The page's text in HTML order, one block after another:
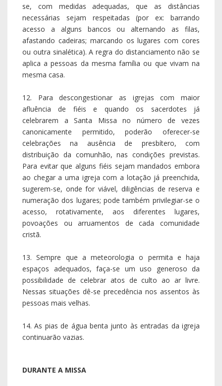
se, com medidas adequadas, que as distâncias
necessárias sejam respeitadas (por ex: barrando
acesso a alguns bancos ou alternando as filas,
afastando cadeiras; marcando os lugares com cores
ou outra sinalética). A regra do distanciamento não se
aplica a pessoas da mesma família ou que vivam na
mesma casa.
12. Para descongestionar as igrejas com maior
afluência de fiéis e quando os sacerdotes já
celebrarem a Santa Missa no número de vezes
canonicamente permitido, poderão oferecer-se
celebrações na ausência de presbítero, com
distribuição da comunhão, nas condições previstas.
Para evitar que alguns fiéis sejam mandados embora
ao chegar a uma igreja com a lotação já preenchida,
sugerem-se, onde for viável, diligências de reserva e
numeração dos lugares; pode também privilegiar-se o
acesso, rotativamente, aos diferentes lugares,
povoações ou arruamentos de cada comunidade
cristã.
13. Sempre que a meteorologia o permita e haja
espaços adequados, faça-se um uso generoso da
possibilidade de celebrar atos de culto ao ar livre.
Nessas situações dê-se precedência nos assentos às
pessoas mais velhas.
14. As pias de água benta junto às entradas da igreja
continuarão vazias.
DURANTE A MISSA